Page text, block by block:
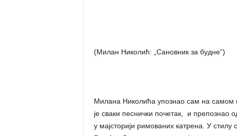
(Милан Николић: „Сановник за будне“)
Милана Николића упознао сам на самом
је сваки песнички почетак, и препознао
у мајсторији римованих катрена. У стилу